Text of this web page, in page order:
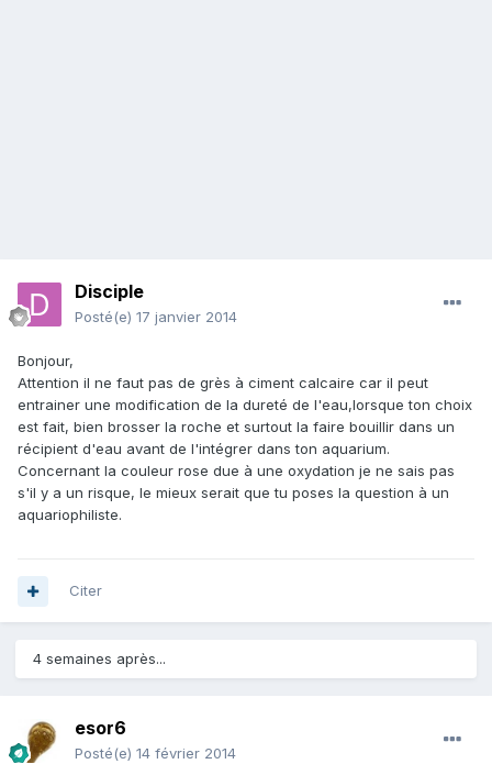
Disciple
Posté(e) 17 janvier 2014
Bonjour,
Attention il ne faut pas de grès à ciment calcaire car il peut
entrainer une modification de la dureté de l'eau,lorsque ton choix
est fait, bien brosser la roche et surtout la faire bouillir dans un
récipient d'eau avant de l'intégrer dans ton aquarium.
Concernant la couleur rose due à une oxydation je ne sais pas
s'il y a un risque, le mieux serait que tu poses la question à un
aquariophiliste.
Citer
4 semaines après...
esor6
Posté(e) 14 février 2014